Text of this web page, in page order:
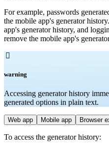
For example, passwords
the mobile app's generator
app's generator history, and
remove the mobile app's

warning
Accessing generator history
generated options in plain text.
Web app Mobile app Browser
To access the generator history: